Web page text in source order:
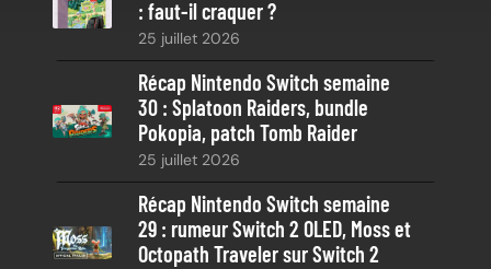
: faut-il craquer ?
25 juillet 2026
Récap Nintendo Switch semaine
30 : Splatoon Raiders, bundle
Pokopia, patch Tomb Raider
25 juillet 2026
Récap Nintendo Switch semaine
29 : rumeur Switch 2 OLED, Moss et
Octopath Traveler sur Switch 2